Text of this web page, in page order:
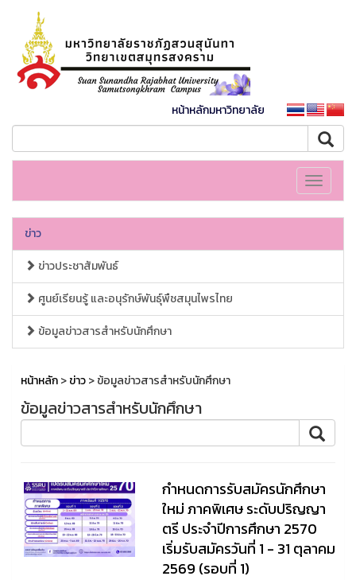
หน้าหลักมหาวิทยาลัย
Toggle
ข่าว
ข่าวประชาสัมพันธ์
ศูนย์เรียนรู้ และอนุรักษ์พันธุ์พืชสมุนไพรไทย
ข้อมูลข่าวสารสำหรับนักศึกษา
หน้าหลัก>ข่าว> ข้อมูลข่าวสารสำหรับนักศึกษา
ข้อมูลข่าวสารสำหรับนักศึกษา
กำหนดการรับสมัครนักศึกษา
ใหม่ ภาคพิเศษ ระดับปริญญา
ตรี ประจำปีการศึกษา 2570
เริ่มรับสมัครวันที่ 1 - 31 ตุลาคม
2569 (รอบที่ 1)